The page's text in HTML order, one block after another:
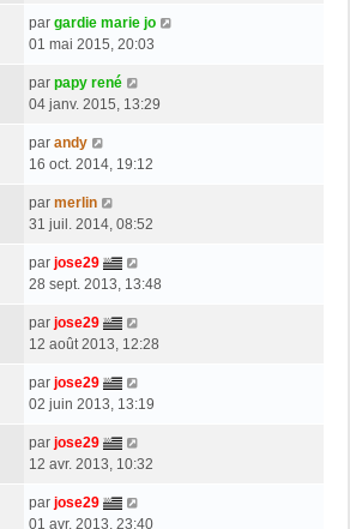
par gardie marie jo
01 mai 2015, 20:03
par papy rené
04 janv. 2015, 13:29
par andy
16 oct. 2014, 19:12
par merlin
31 juil. 2014, 08:52
par jose29
28 sept. 2013, 13:48
par jose29
12 août 2013, 12:28
par jose29
02 juin 2013, 13:19
par jose29
12 avr. 2013, 10:32
par jose29
01 avr. 2013, 23:40